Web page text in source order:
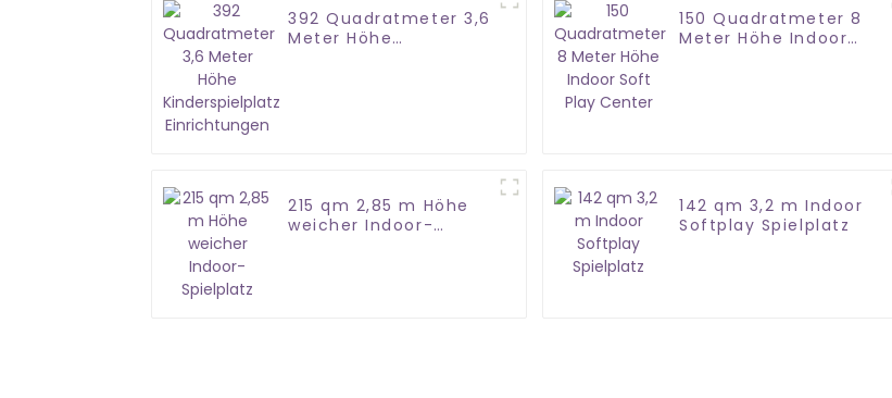
392 Quadratmeter 3,6
Meter Höhe
150 Quadratmeter 8
Meter Höhe Indoor
215 qm 2,85 m Höhe
weicher Indoor-
142 qm 3,2 m Indoor
Softplay Spielplatz